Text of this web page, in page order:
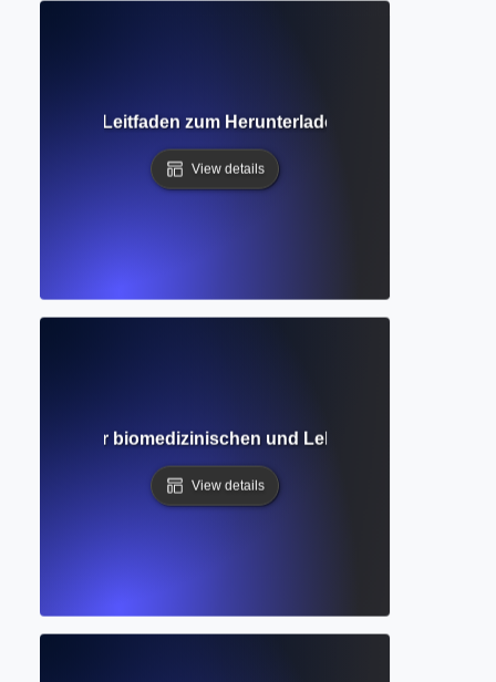
Leitfaden zum Herunterladen und Lesen
View details
zur biomedizinischen und
View details